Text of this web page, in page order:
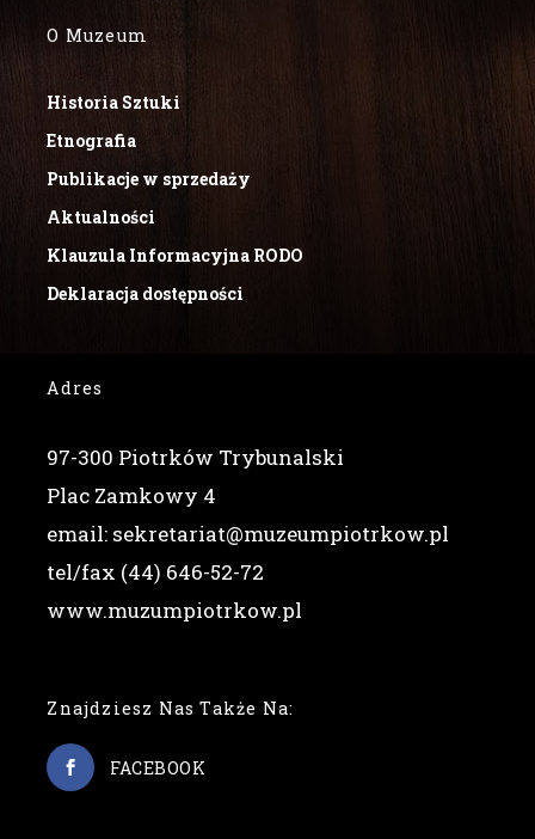
O Muzeum
Historia Sztuki
Etnografia
Publikacje w sprzedaży
Aktualności
Klauzula Informacyjna RODO
Deklaracja dostępności
Adres
97-300 Piotrków Trybunalski
Plac Zamkowy 4
email: sekretariat@muzeumpiotrkow.pl
tel/fax (44) 646-52-72
www.muzumpiotrkow.pl
Znajdziesz Nas Także Na:
FACEBOOK